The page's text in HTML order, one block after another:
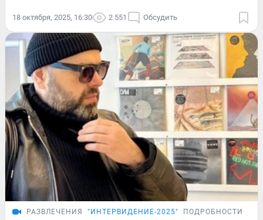
18 октября, 2025, 16:30 2 551 Обсудить
РАЗВЛЕЧЕНИЯ "ИНТЕРВИДЕНИЕ-2025" ПОДРОБНОСТИ